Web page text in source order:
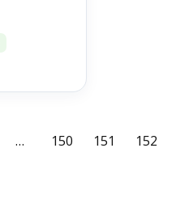
… 150 151 152